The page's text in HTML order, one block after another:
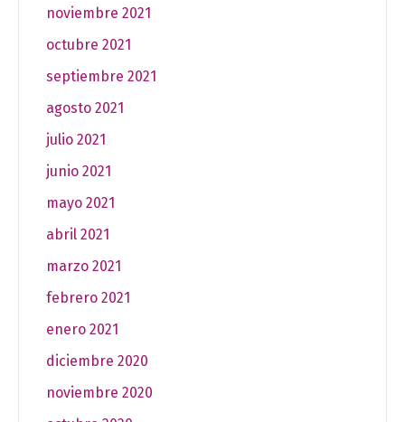
noviembre 2021
octubre 2021
septiembre 2021
agosto 2021
julio 2021
junio 2021
mayo 2021
abril 2021
marzo 2021
febrero 2021
enero 2021
diciembre 2020
noviembre 2020